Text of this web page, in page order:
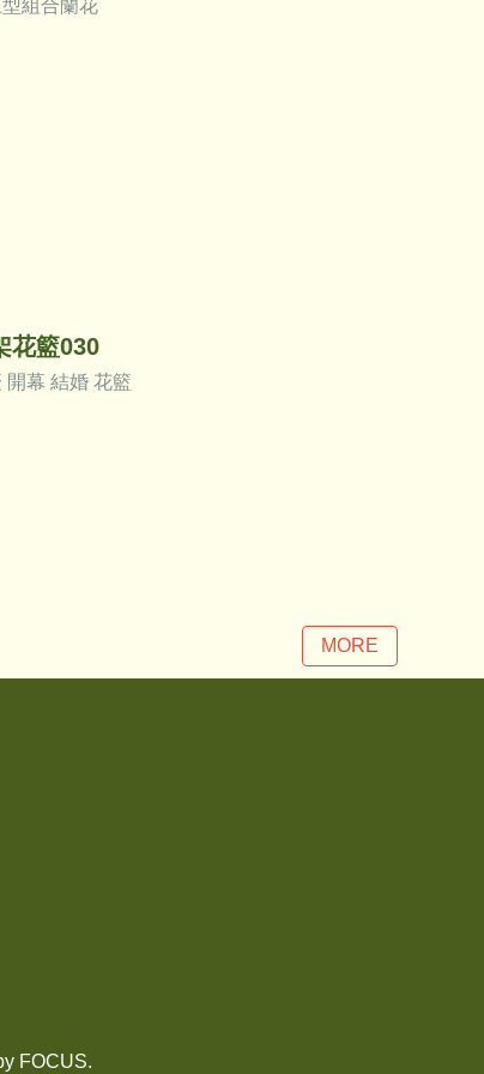
組合蘭花
花籃030
開幕 結婚 花籃
MORE
FOCUS.